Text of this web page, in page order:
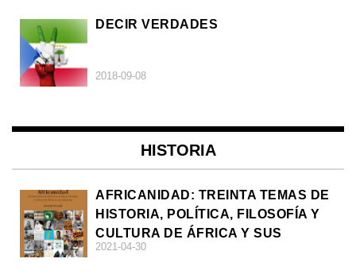
DECIR VERDADES
2018-09-08
HISTORIA
AFRICANIDAD: TREINTA TEMAS DE
HISTORIA, POLÍTICA, FILOSOFÍA Y
CULTURA DE ÁFRICA Y SUS
DIÁSPORAS
2021-04-30